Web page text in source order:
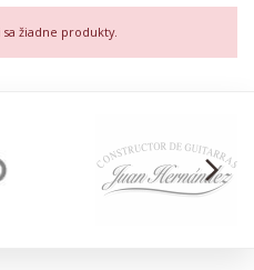
žiadne produkty.
arrow_forward_ios